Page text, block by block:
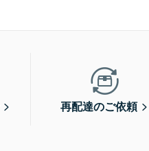
再配達のご依頼